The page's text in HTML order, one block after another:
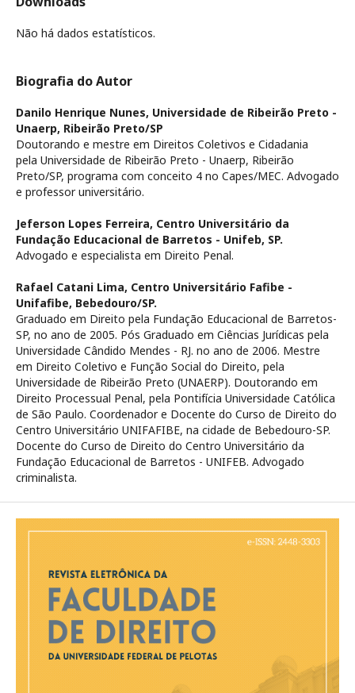
Não há dados estatísticos.
Biografia do Autor
Danilo Henrique Nunes, Universidade de Ribeirão Preto -
Unaerp, Ribeirão Preto/SP
Doutorando e mestre em Direitos Coletivos e Cidadania
pela Universidade de Ribeirão Preto - Unaerp, Ribeirão
Preto/SP, programa com conceito 4 no Capes/MEC. Advogado
e professor universitário.
Jeferson Lopes Ferreira, Centro Universitário da
Fundação Educacional de Barretos - Unifeb, SP.
Advogado e especialista em Direito Penal.
Rafael Catani Lima, Centro Universitário Fafibe -
Unifafibe, Bebedouro/SP.
Graduado em Direito pela Fundação Educacional de Barretos-
SP, no ano de 2005. Pós Graduado em Ciências Jurídicas pela
Universidade Cândido Mendes - RJ. no ano de 2006. Mestre
em Direito Coletivo e Função Social do Direito, pela
Universidade de Ribeirão Preto (UNAERP). Doutorando em
Direito Processual Penal, pela Pontifícia Universidade Católica
de São Paulo. Coordenador e Docente do Curso de Direito do
Centro Universitário UNIFAFIBE, na cidade de Bebedouro-SP.
Docente do Curso de Direito do Centro Universitário da
Fundação Educacional de Barretos - UNIFEB. Advogado
criminalista.